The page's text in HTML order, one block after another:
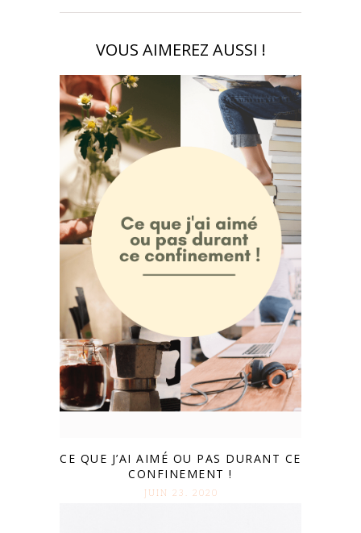
VOUS AIMEREZ AUSSI !
CE QUE J’AI AIMÉ OU PAS DURANT CE
CONFINEMENT !
JUIN 23. 2020